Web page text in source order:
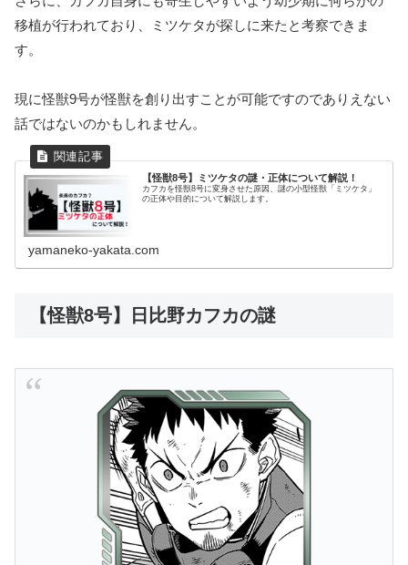
移植が行われており、ミツケタが探しに来たと考察できま
す。
現に怪獣9号が怪獣を創り出すことが可能ですのでありえない
話ではないのかもしれません。
【怪獣8号】ミツケタの謎・正体について解説！
カフカを怪獣8号に変身させた原因、謎の小型怪獣「ミツケタ」
の正体や目的について解説します。
yamaneko-yakata.com
【怪獣8号】日比野カフカの謎